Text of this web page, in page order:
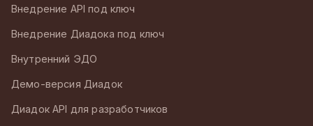
Внедрение API под ключ
Внедрение Диадока под ключ
Внутренний ЭДО
Демо-версия Диадок
Диадок API для разработчиков